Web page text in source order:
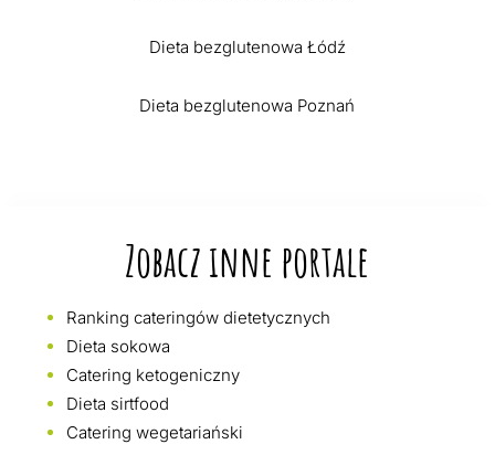
Dieta bezglutenowa Łódź
Dieta bezglutenowa Poznań
Zobacz inne portale
Ranking cateringów dietetycznych
Dieta sokowa
Catering ketogeniczny
Dieta sirtfood
Catering wegetariański